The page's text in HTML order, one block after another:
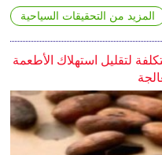
المزيد من التحقيقات السياحية
لتقليل استهلاك الأطعمة